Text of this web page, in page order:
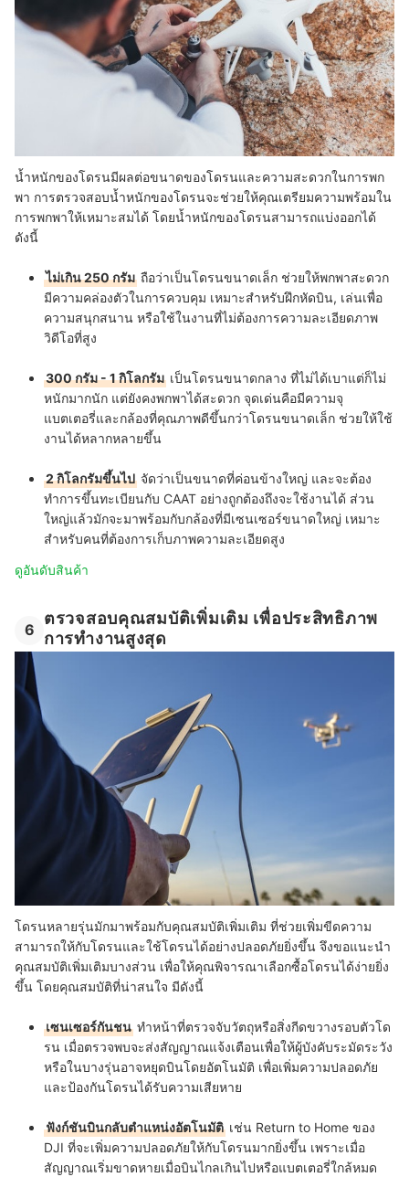
น้ำหนักของโดรนมีผลต่อขนาดของโดรนและความสะดวกในการพก
พา การตรวจสอบน้ำหนักของโดรนจะช่วยให้คุณเตรียมความพร้อมใน
การพกพาให้เหมาะสมได้ โดยน้ำหนักของโดรนสามารถแบ่งออกได้
ดังนี้
ไม่เกิน 250 กรัม ถือว่าเป็นโดรนขนาดเล็ก ช่วยให้พกพาสะดวก
มีความคล่องตัวในการควบคุม เหมาะสำหรับฝึกหัดบิน, เล่นเพื่อ
ความสนุกสนาน หรือใช้ในงานที่ไม่ต้องการความละเอียดภาพ
วิดีโอที่สูง
300 กรัม - 1 กิโลกรัม เป็นโดรนขนาดกลาง ที่ไม่ได้เบาแต่ก็ไม่
หนักมากนัก แต่ยังคงพกพาได้สะดวก จุดเด่นคือมีความจุ
แบตเตอรี่และกล้องที่คุณภาพดีขึ้นกว่าโดรนขนาดเล็ก ช่วยให้ใช้
งานได้หลากหลายขึ้น
2 กิโลกรัมขึ้นไป จัดว่าเป็นขนาดที่ค่อนข้างใหญ่ และจะต้อง
ทำการขึ้นทะเบียนกับ CAAT อย่างถูกต้องถึงจะใช้งานได้ ส่วน
ใหญ่แล้วมักจะมาพร้อมกับกล้องที่มีเซนเซอร์ขนาดใหญ่ เหมาะ
สำหรับคนที่ต้องการเก็บภาพความละเอียดสูง
ดูอันดับสินค้า
6
ตรวจสอบคุณสมบัติเพิ่มเติม เพื่อประสิทธิภาพ
การทำงานสูงสุด
โดรนหลายรุ่นมักมาพร้อมกับคุณสมบัติเพิ่มเติม ที่ช่วยเพิ่มขีดความ
สามารถให้กับโดรนและใช้โดรนได้อย่างปลอดภัยยิ่งขึ้น จึงขอแนะนำ
คุณสมบัติเพิ่มเติมบางส่วน เพื่อให้คุณพิจารณาเลือกซื้อโดรนได้ง่ายยิ่ง
ขึ้น โดยคุณสมบัติที่น่าสนใจ มีดังนี้
เซนเซอร์กันชน ทำหน้าที่ตรวจจับวัตถุหรือสิ่งกีดขวางรอบตัวโด
รน เมื่อตรวจพบจะส่งสัญญาณแจ้งเตือนเพื่อให้ผู้บังคับระมัดระวัง
หรือในบางรุ่นอาจหยุดบินโดยอัตโนมัติ เพื่อเพิ่มความปลอดภัย
และป้องกันโดรนได้รับความเสียหาย
ฟังก์ชันบินกลับตำแหน่งอัตโนมัติ เช่น Return to Home ของ
DJI ที่จะเพิ่มความปลอดภัยให้กับโดรนมากยิ่งขึ้น เพราะเมื่อ
สัญญาณเริ่มขาดหายเมื่อบินไกลเกินไปหรือแบตเตอรี่ใกล้หมด